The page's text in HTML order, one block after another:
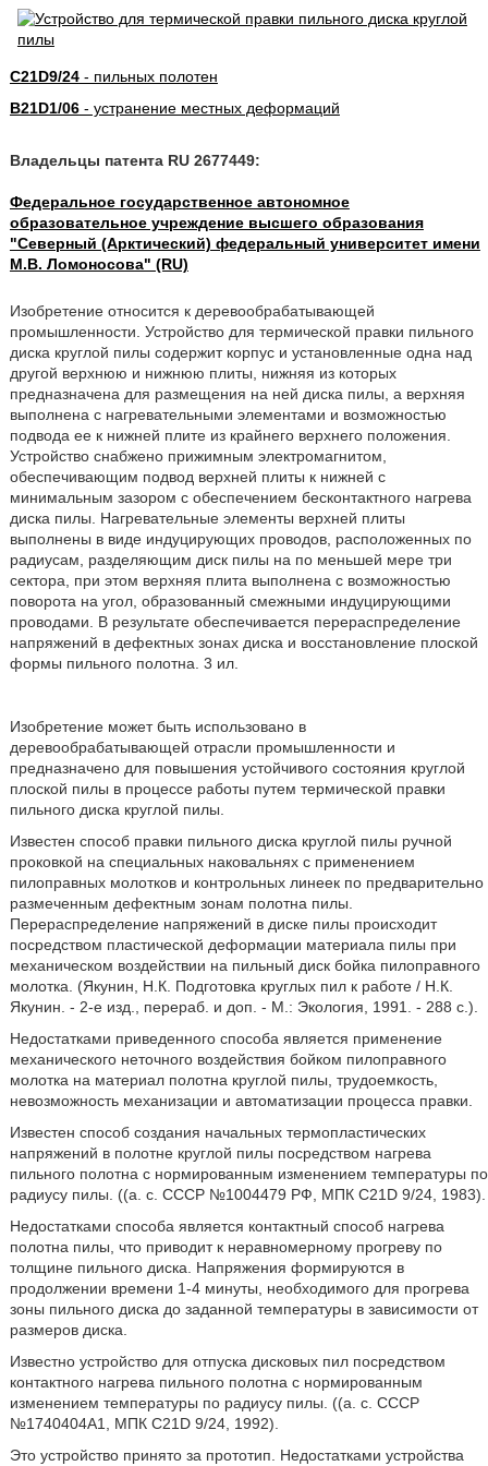
C21D9/24- пильных полотен
B21D1/06- устранение местных деформаций
Владельцы патента RU 2677449:
Федеральное государственное автономное
образовательное учреждение высшего образования
"Северный (Арктический) федеральный университет имени
М.В. Ломоносова" (RU)
Изобретение относится к деревообрабатывающей
промышленности. Устройство для термической правки пильного
диска круглой пилы содержит корпус и установленные одна над
другой верхнюю и нижнюю плиты, нижняя из которых
предназначена для размещения на ней диска пилы, а верхняя
выполнена с нагревательными элементами и возможностью
подвода ее к нижней плите из крайнего верхнего положения.
Устройство снабжено прижимным электромагнитом,
обеспечивающим подвод верхней плиты к нижней с
минимальным зазором с обеспечением бесконтактного нагрева
диска пилы. Нагревательные элементы верхней плиты
выполнены в виде индуцирующих проводов, расположенных по
радиусам, разделяющим диск пилы на по меньшей мере три
сектора, при этом верхняя плита выполнена с возможностью
поворота на угол, образованный смежными индуцирующими
проводами. В результате обеспечивается перераспределение
напряжений в дефектных зонах диска и восстановление плоской
формы пильного полотна. 3 ил.
Изобретение может быть использовано в
деревообрабатывающей отрасли промышленности и
предназначено для повышения устойчивого состояния круглой
плоской пилы в процессе работы путем термической правки
пильного диска круглой пилы.
Известен способ правки пильного диска круглой пилы ручной
проковкой на специальных наковальнях с применением
пилоправных молотков и контрольных линеек по предварительно
размеченным дефектным зонам полотна пилы.
Перераспределение напряжений в диске пилы происходит
посредством пластической деформации материала пилы при
механическом воздействии на пильный диск бойка пилоправного
молотка. (Якунин, Н.К. Подготовка круглых пил к работе / Н.К.
Якунин. - 2-е изд., перераб. и доп. - М.: Экология, 1991. - 288 с.).
Недостатками приведенного способа является применение
механического неточного воздействия бойком пилоправного
молотка на материал полотна круглой пилы, трудоемкость,
невозможность механизации и автоматизации процесса правки.
Известен способ создания начальных термопластических
напряжений в полотне круглой пилы посредством нагрева
пильного полотна с нормированным изменением температуры по
радиусу пилы. ((а. с. СССР №1004479 РФ, МПК С21D 9/24, 1983).
Недостатками способа является контактный способ нагрева
полотна пилы, что приводит к неравномерному прогреву по
толщине пильного диска. Напряжения формируются в
продолжении времени 1-4 минуты, необходимого для прогрева
зоны пильного диска до заданной температуры в зависимости от
размеров диска.
Известно устройство для отпуска дисковых пил посредством
контактного нагрева пильного полотна с нормированным
изменением температуры по радиусу пилы. ((а. с. СССР
№1740404А1, МПК С21D 9/24, 1992).
Это устройство принято за прототип. Недостатками устройства